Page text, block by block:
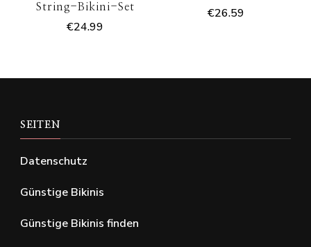
String-Bikini-Set
€24.99
€26.59
SEITEN
Datenschutz
Günstige Bikinis
Günstige Bikinis finden